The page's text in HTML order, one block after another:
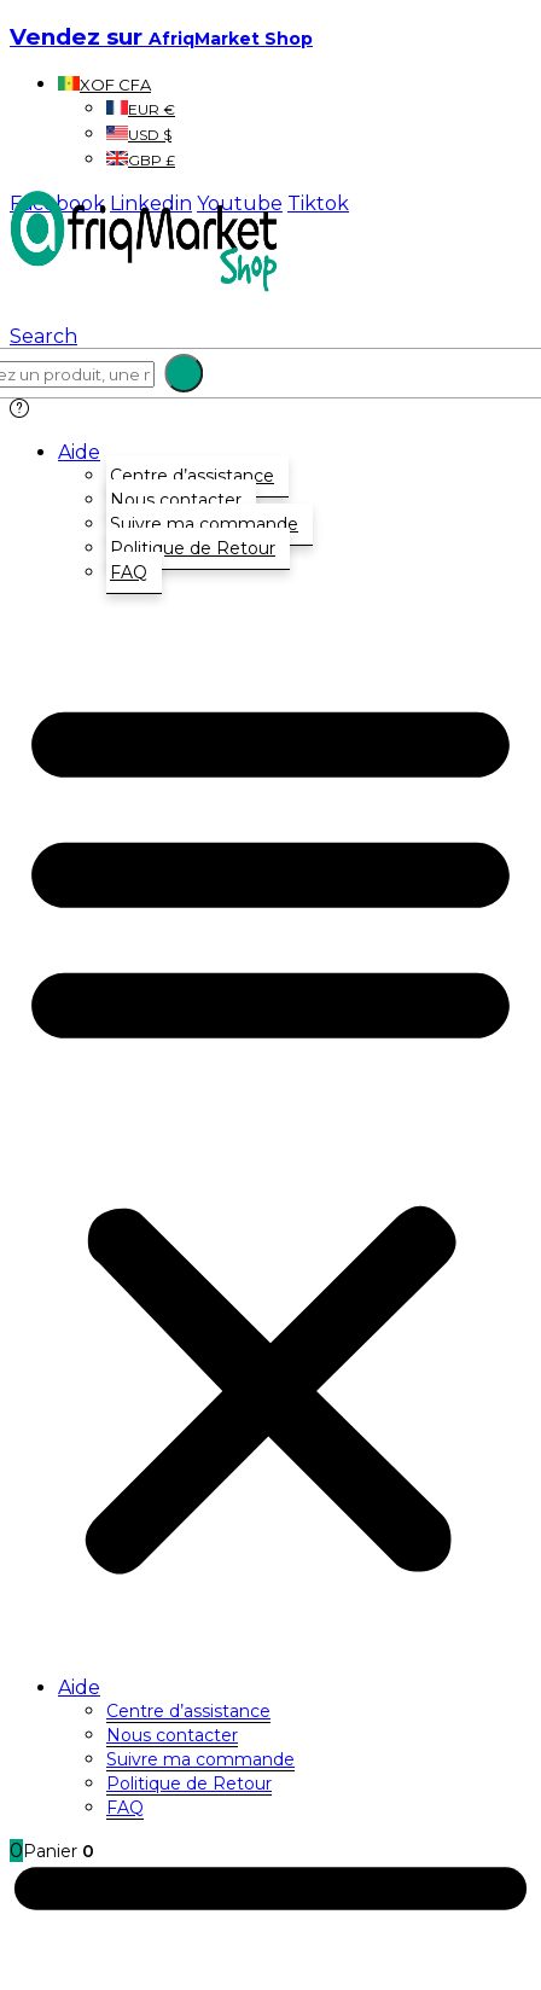
Vendez sur AfriqMarket Shop
XOF CFA
EUR €
USD $
GBP £
Facebook Linkedin Youtube Tiktok
Search
Aide
Centre d’assistance
Nous contacter
Suivre ma commande
Politique de Retour
FAQ
Aide
Centre d’assistance
Nous contacter
Suivre ma commande
Politique de Retour
FAQ
0 Panier 0